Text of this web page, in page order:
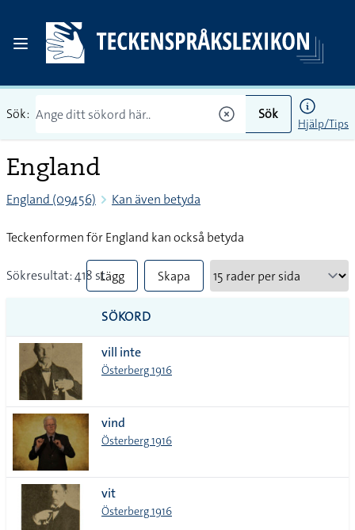
Sök: Sök
Hjälp/Tips
England
England (09456) Kan även betyda
Teckenformen för England kan också betyda
Sökresultat: 418 stLägg
till
alla i
lista
Skapa
SÖKORD
vill inte
Österberg 1916
vind
Österberg 1916
vit
Österberg 1916